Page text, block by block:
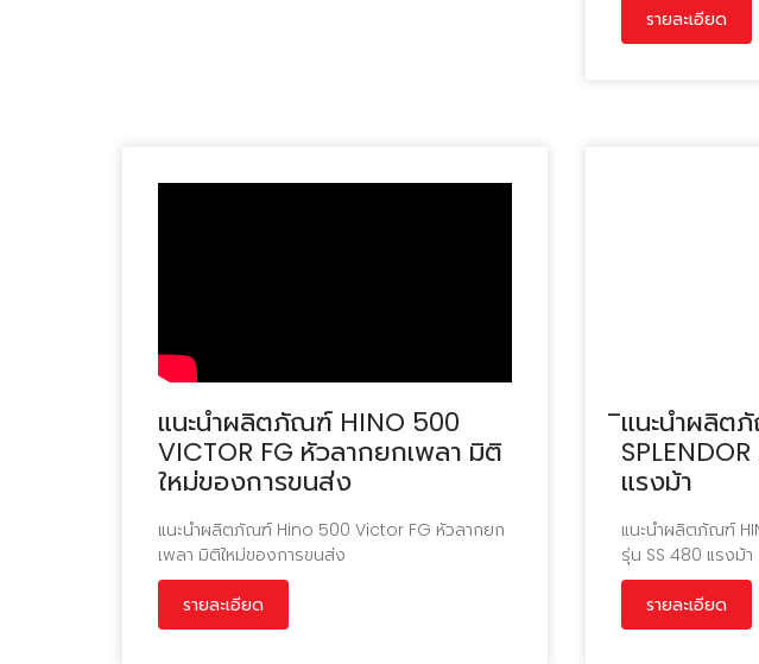
รายละเอียด
แนะนำผลิตภัณฑ์ HINO 500
VICTOR FG หัวลากยกเพลา มิติ
ใหม่ของการขนส่ง
แนะนำผลิตภัณฑ์ Hino 500 Victor FG หัวลากยก
เพลา มิติใหม่ของการขนส่ง
รายละเอียด
แนะนำผลิต
แรงม้า
แนะนำผลิตภัณฑ์
รุ่น SS 480 แรงม้า
รายละเอียด